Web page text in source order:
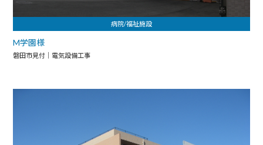
病院/福祉施設
M学園様
磐田市見付｜電気設備工事